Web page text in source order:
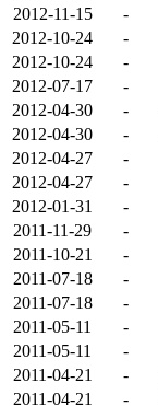
2012-11-15
-
2012-10-24
-
2012-10-24
-
2012-07-17
-
2012-04-30
-
2012-04-30
-
2012-04-27
-
2012-04-27
-
2012-01-31
-
2011-11-29
-
2011-10-21
-
2011-07-18
-
2011-07-18
-
2011-05-11
-
2011-05-11
-
2011-04-21
-
2011-04-21
-